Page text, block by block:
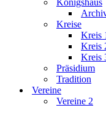
Königshaus
Kreise
Kreis
Kreis
Kreis
Präsidium
Tradition
Vereine
Vereine 2